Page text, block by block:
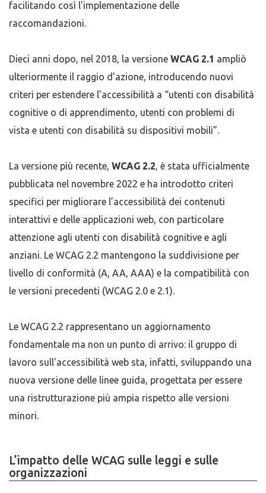
facilitando così l'implementazione delle
raccomandazioni.
Dieci anni dopo, nel 2018, la versione WCAG 2.1 ampliò
ulteriormente il raggio d’azione, introducendo nuovi
criteri per estendere l’accessibilità a “utenti con disabilità
cognitive o di apprendimento, utenti con problemi di
vista e utenti con disabilità su dispositivi mobili”.
La versione più recente, WCAG 2.2, è stata ufficialmente
pubblicata nel novembre 2022 e ha introdotto criteri
specifici per migliorare l’accessibilità dei contenuti
interattivi e delle applicazioni web, con particolare
attenzione agli utenti con disabilità cognitive e agli
anziani. Le WCAG 2.2 mantengono la suddivisione per
livello di conformità (A, AA, AAA) e la compatibilità con
le versioni precedenti (WCAG 2.0 e 2.1).
Le WCAG 2.2 rappresentano un aggiornamento
fondamentale ma non un punto di arrivo: il gruppo di
lavoro sull'accessibilità web sta, infatti, sviluppando una
nuova versione delle linee guida, progettata per essere
una ristrutturazione più ampia rispetto alle versioni
minori.
L’impatto delle WCAG sulle leggi e sulle
organizzazioni